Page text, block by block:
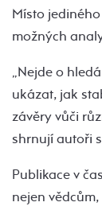
Místo
možných
„Nejde o
ukázat, jak
závěry vůči
shrnují autoři
Publikace v
nejen